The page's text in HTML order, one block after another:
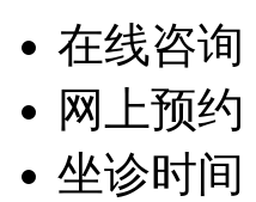
在线咨询
网上预约
坐诊时间